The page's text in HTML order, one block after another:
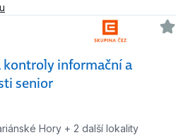
informační a
senior
Hory + 2 další lokality